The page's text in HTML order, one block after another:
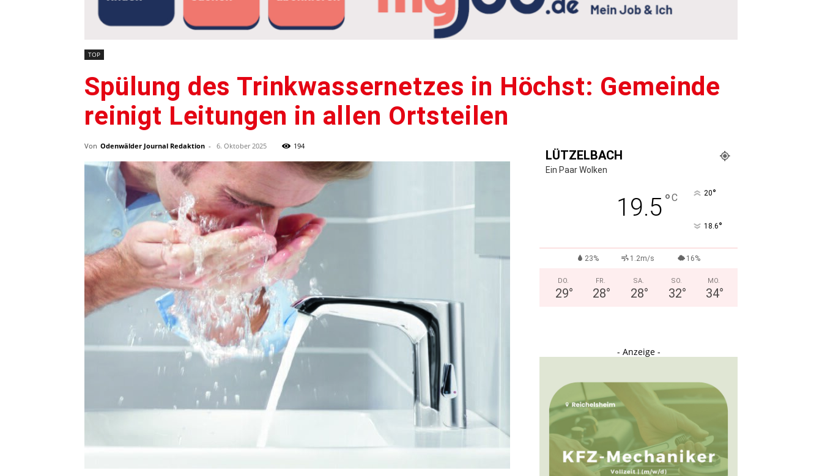
TOP
Spülung des Trinkwassernetzes in Höchst: Gemeinde
reinigt Leitungen in allen Ortsteilen
Von Odenwälder Journal Redaktion - 6. Oktober 2025 194
LÜTZELBACH
Ein Paar Wolken
19.5°C 20°
18.6°
23% 1.2m/s 16%
DO.
29°
FR.
28°
SA.
28°
SO.
32°
MO.
34°
- Anzeige -